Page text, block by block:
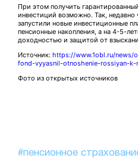
При этом получить
инвестиций возможно. Так,
запустили новые инвестиционные
пенсионные накопления, а на 4-5-
доходностью и защитой от
Источник: https://www.1obl.ru/news/
fond-vyyasnil-otnoshenie-rossiyan-
Фото из открытых источников
#пенсионное